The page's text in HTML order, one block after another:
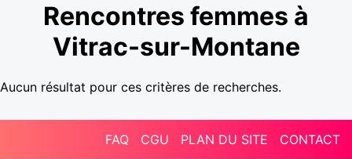
Rencontres femmes à
Vitrac-sur-Montane
Aucun résultat pour ces critères de recherches.
FAQ CGU PLAN DU SITE CONTACT